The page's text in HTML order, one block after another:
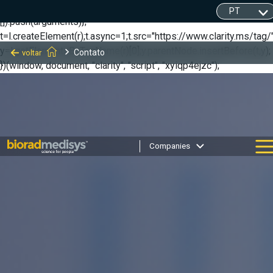
(function(c,l,a,r,i,t,y){ c[a]=c[a]||function(){(c[a].q=c[a].q||
[]).push(arguments)};
t=l.createElement(r);t.async=1;t.src="https://www.clarity.ms/tag/
y=l.getElementsByTagName(r)[0];y.parentNode.insertBefore(t,y);
})(window, document, "clarity", "script", "xyiqp4ejzc");
Companies
voltar Contato